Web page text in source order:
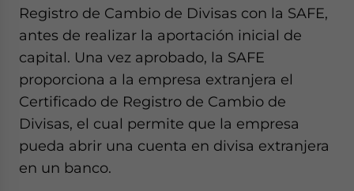
Registro de Cambio de Divisas con la SAFE,
antes de realizar la aportación inicial de
capital. Una vez aprobado, la SAFE
proporciona a la empresa extranjera el
Certificado de Registro de Cambio de
Divisas, el cual permite que la empresa
pueda abrir una cuenta en divisa extranjera
en un banco.